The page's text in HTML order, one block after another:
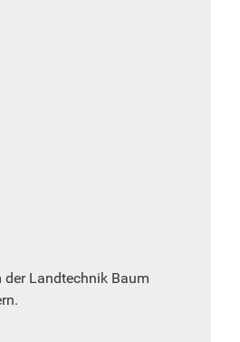
der Landtechnik Baum